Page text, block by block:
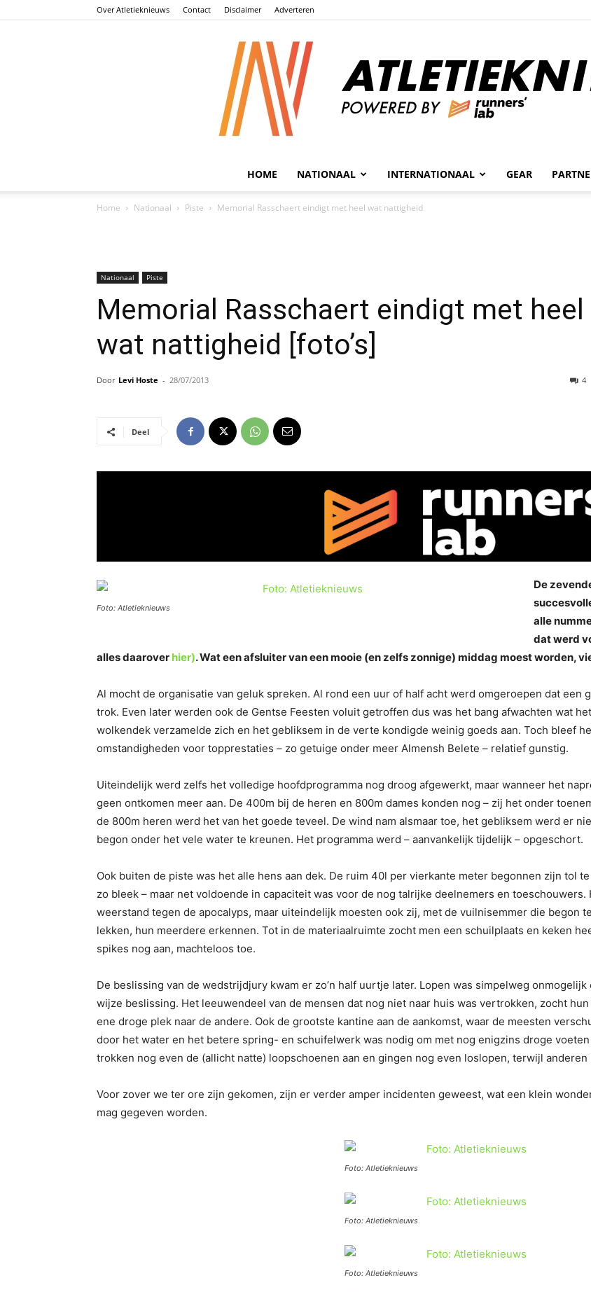
Over Atletieknieuws Contact Disclaimer Adverteren
HOME NATIONAAL INTERNATIONAAL GEAR
Home Nationaal Piste Memorial Rasschaert eindigt met heel wat nattigheid
Nationaal Piste
Memorial Rasschaert eindigt met heel
wat nattigheid [foto’s]
Door Levi Hoste - 28/07/2013 4
Deel
Foto: Atletieknieuws
De
alle
dat werd
alles daarover hier). Wat een afsluiter van een mooie (en zelfs zonnige) middag moest worden,
Al mocht de organisatie van geluk spreken. Al rond een uur of half acht werd omgeroepen dat een
trok. Even later werden ook de Gentse Feesten voluit getroffen dus was het bang afwachten wat
wolkendek verzamelde zich en het gebliksem in de verte kondigde weinig goeds aan. Toch bleef
omstandigheden voor topprestaties – zo getuige onder meer Almensh Belete – relatief gunstig.
Uiteindelijk werd zelfs het volledige hoofdprogramma nog droog afgewerkt, maar wanneer het
geen ontkomen meer aan. De 400m bij de heren en 800m dames konden nog – zij het onder
de 800m heren werd het van het goede teveel. De wind nam alsmaar toe, het gebliksem werd er
begon onder het vele water te kreunen. Het programma werd – aanvankelijk tijdelijk – opgeschort.
Ook buiten de piste was het alle hens aan dek. De ruim 40l per vierkante meter begonnen zijn tol
zo bleek – maar net voldoende in capaciteit was voor de nog talrijke deelnemers en
weerstand tegen de apocalyps, maar uiteindelijk moesten ook zij, met de vuilnisemmer die begon
lekken, hun meerdere erkennen. Tot in de materiaalruimte zocht men een schuilplaats en keken
spikes nog aan, machteloos toe.
De beslissing van de wedstrijdjury kwam er zo’n half uurtje later. Lopen was simpelweg
wijze beslissing. Het leeuwendeel van de mensen dat nog niet naar huis was vertrokken, zocht
ene droge plek naar de andere. Ook de grootste kantine aan de aankomst, waar de meesten
door het water en het betere spring- en schuifelwerk was nodig om met nog enigzins droge
trokken nog even de (allicht natte) loopschoenen aan en gingen nog even loslopen, terwijl
Voor zover we ter ore zijn gekomen, zijn er verder amper incidenten geweest, wat een klein
mag gegeven worden.
Foto: Atletieknieuws
Foto: Atletieknieuws
Foto: Atletieknieuws